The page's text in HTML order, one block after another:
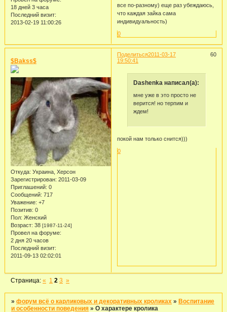
18 дней 3 часа
Последний визит:
2013-02-19 11:00:26
все по-разному) еще раз убеждаюсь,
что каждая зайка сама
индивидуальность)
0
Поделиться 60
2011-03-17
19:50:41
$Bakss$
Откуда: Украина, Херсон
Зарегистрирован: 2011-03-09
Приглашений: 0
Сообщений: 717
Уважение: +7
Позитив: 0
Пол: Женский
Возраст: 38 [1987-11-24]
Провел на форуме:
2 дня 20 часов
Последний визит:
2011-09-13 02:02:01
Dashenka написал(а):
мне уже в это просто не
верится! но терпим и
ждем!
покой нам только снится)))
0
Страница:« 1 2 3 »
»форум всё о карликовых и декоративных кроликах » Воспитание
и особенности поведения »О характере кролика